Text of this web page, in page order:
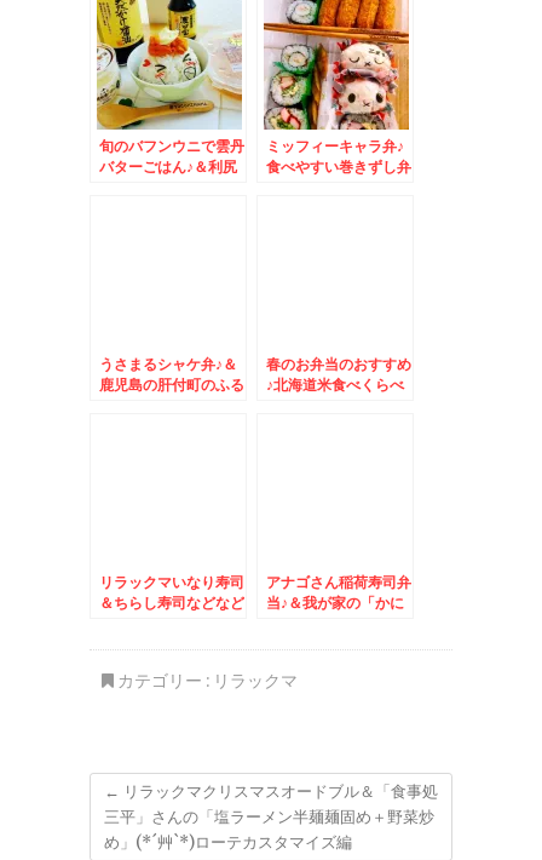
っ！
旬のバフンウニで雲丹
バターごはん♪＆利尻
ミッフィーキャラ弁♪
食べやすい巻きずし弁
うさまるシャケ弁♪＆
鹿児島の肝付町のふる
春のお弁当のおすすめ
♪北海道米食べくらべ
リラックマいなり寿司
＆ちらし寿司などなど
アナゴさん稲荷寿司弁
当♪＆我が家の「かに
カテゴリー : リラックマ
← リラックマクリスマスオードブル＆「食事処
三平」さんの「塩ラーメン半麺麺固め＋野菜炒
め」(*´艸`*)ローテカスタマイズ編